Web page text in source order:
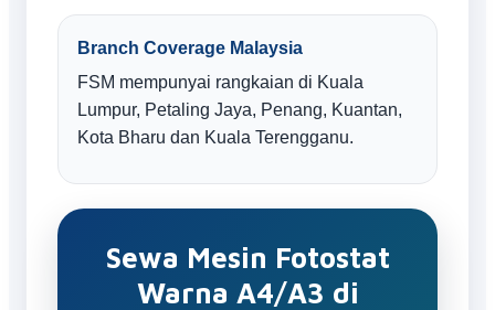
Branch Coverage Malaysia
FSM mempunyai rangkaian di Kuala
Lumpur, Petaling Jaya, Penang, Kuantan,
Kota Bharu dan Kuala Terengganu.
Sewa Mesin Fotostat
Warna A4/A3 di